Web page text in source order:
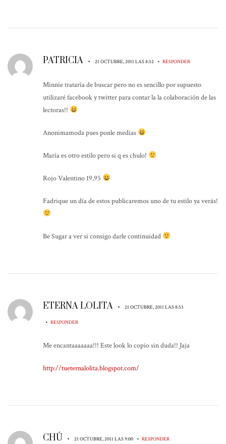
PATRICIA • 21 OCTUBRE, 2011 LAS 8:52 • RESPONDER
Minnie trataría de buscar pero no es sencillo por supuesto
utilizaré facebook y twitter para contar la la colaboración de las
lectoras!!
Anonimamoda pues ponle medias
María es otro estilo pero si q es chulo!
Rojo Valentino 19,95
Fadrique un día de estos publicaremos uno de tu estilo ya verás!
Be Sugar a ver si consigo darle continuidad
ETERNA LOLITA • 21 OCTUBRE, 2011 LAS 8:53
• RESPONDER
Me encantaaaaaaa!!! Este look lo copio sin duda!! Jaja
http://tueternalolita.blogspot.com/
CHÚ • 21 OCTUBRE, 2011 LAS 9:00 • RESPONDER